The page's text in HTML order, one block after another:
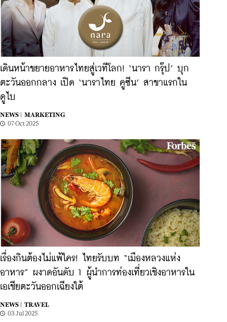
เดินหน้าขยายอาหารไทยสู่เวทีโลก! ‘นารา กรุ๊ป’ บุก
ตะวันออกกลาง เปิด ‘นาราไทย คูซีน’ สาขาแรกใน
ดูไบ
NEWS |
MARKETING
07 Oct 2025
เรื่องกินต้องไม่แพ้ใคร! ไทยรับบท “เมืองหลวงแห่ง
อาหาร” ผงาดอันดับ 1 ผู้นำการท่องเที่ยวเชิงอาหารใน
เอเชียตะวันออกเฉียงใต้
NEWS |
TRAVEL
03 Jul 2025